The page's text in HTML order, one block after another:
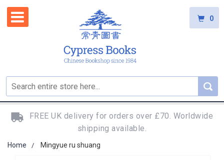
0
FREE UK delivery for orders over £70. Worldwide
shipping available.
Home Mingyue ru shuang